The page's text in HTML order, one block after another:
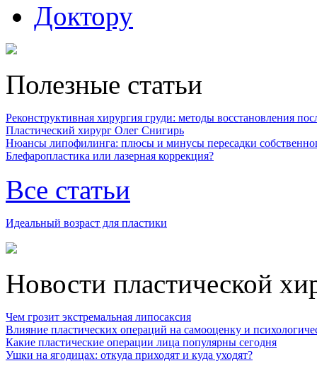
Доктору
Полезные статьи
Реконструктивная хирургия груди: методы восстановления
Пластический хирург Олег Снигирь
Нюансы липофилинга: плюсы и минусы пересадки
Блефаропластика или лазерная коррекция?
Все статьи
Идеальный возраст для пластики
Новости пластической
Чем грозит экстремальная липосаксия
Влияние пластических операций на самооценку и
Какие пластические операции лица популярны сегодня
Ушки на ягодицах: откуда приходят и куда уходят?